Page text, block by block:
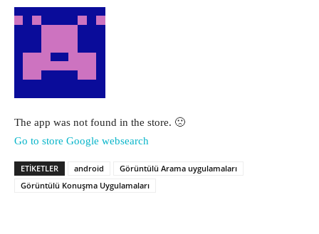
The app was not found in the store. 🙁
Go to store Google websearch
ETIKETLER android
Görüntülü Arama uygulamaları
Görüntülü Konuşma Uygulamaları